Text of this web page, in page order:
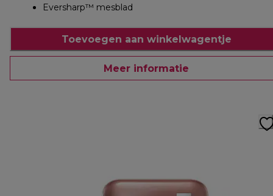
Eversharp™ mesblad
Toevoegen aan winkelwagentje
Meer informatie